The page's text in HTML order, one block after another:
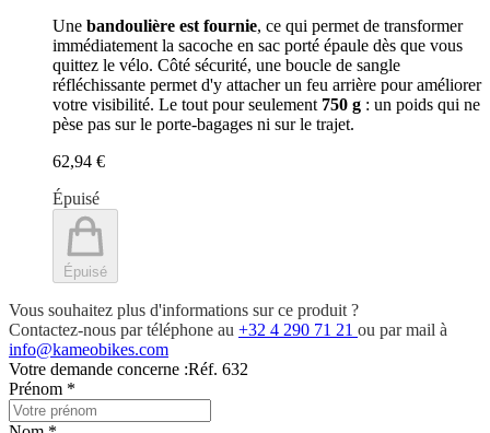
Une bandoulière est fournie, ce qui permet de transformer
immédiatement la sacoche en sac porté épaule dès que vous
quittez le vélo. Côté sécurité, une boucle de sangle
réfléchissante permet d'y attacher un feu arrière pour améliorer
votre visibilité. Le tout pour seulement 750 g : un poids qui ne
pèse pas sur le porte-bagages ni sur le trajet.
62,94 €
Épuisé
Épuisé
Vous souhaitez plus d'informations sur ce produit ?
Contactez-nous par téléphone au +32 4 290 71 21 ou par mail à
info@kameobikes.com
Votre demande concerne :Réf. 632
Prénom *